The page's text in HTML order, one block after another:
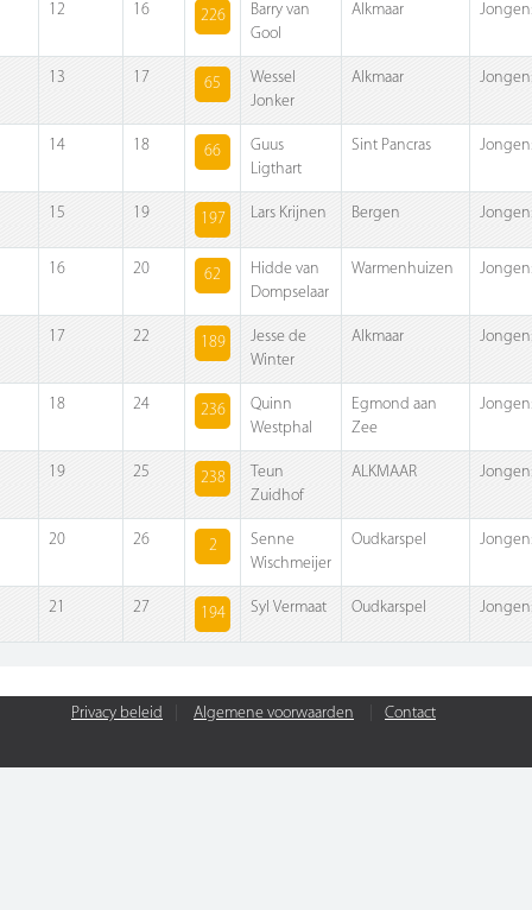
12 16 226
Barry van
Gool
Alkmaar
13 17 65
Wessel
Jonker
Alkmaar
14 18 66
Guus
Ligthart
Sint Pancras
15 19 197 Lars Krijnen Bergen
16 20 62
Hidde van
Dompselaar
Warmenhuizen
17 22 189
Jesse de
Winter
Alkmaar
18 24 236
Quinn
Westphal
Egmond aan
Zee
19 25 238
Teun
Zuidhof
ALKMAAR
20 26 2
Senne
Wischmeijer
Oudkarspel
21 27 194 Syl Vermaat Oudkarspel
Privacy beleid Algemene voorwaarden Contact